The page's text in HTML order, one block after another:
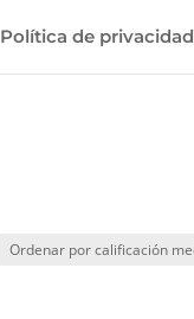
Política de privacidad